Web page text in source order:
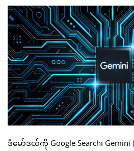
ဒီမော်ဒယ်ကို Google Search၊ Gemini